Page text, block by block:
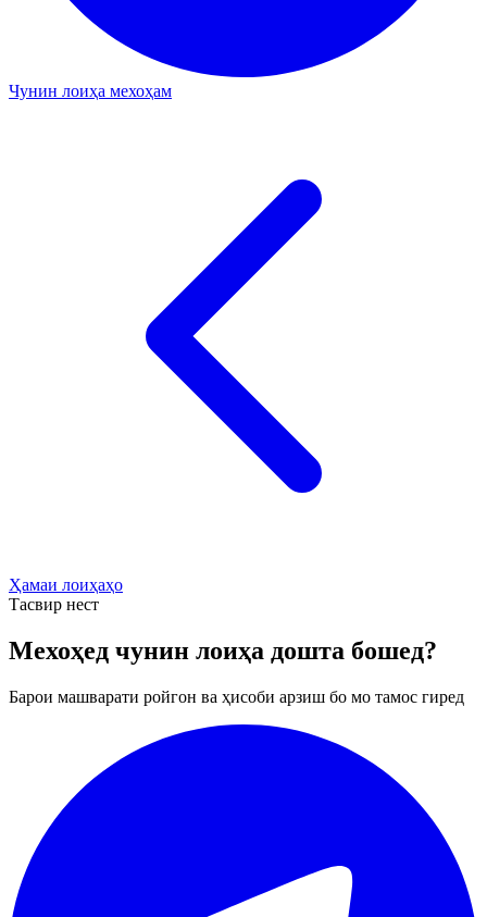
Чунин лоиҳа мехоҳам
Ҳамаи лоиҳаҳо
Тасвир нест
Мехоҳед чунин лоиҳа дошта бошед?
Барои машварати ройгон ва ҳисоби арзиш бо мо тамос гиред